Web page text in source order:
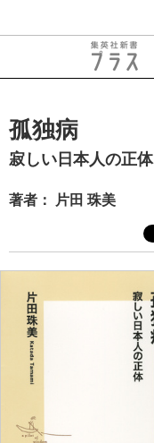
孤独病
寂しい日本人の正体
著者： 片田 珠美